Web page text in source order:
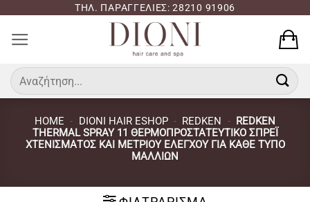
περιεχόμενο
ΤΗΛ. ΠΑΡΑΓΓΕΛΙΕΣ: 28210 91906
Αναζήτηση
για:
HOME - DIONI HAIR ESHOP - REDKEN - REDKEN
THERMAL SPRAY 11 ΘΕΡΜΟΠΡΟΣΤΑΤΕΥΤΙΚΌ ΣΠΡΈΙ
ΧΤΕΝΊΣΜΑΤΟΣ ΚΑΙ ΜΈΤΡΙΟΥ ΕΛΈΓΧΟΥ ΓΙΑ ΚΆΘΕ ΤΎΠΟ
ΜΑΛΛΙΏΝ